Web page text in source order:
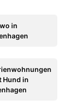
in
Hund in